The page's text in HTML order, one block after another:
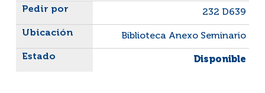
Liste des exemplaires
232 D639
Biblioteca Anexo Seminario
Disponible